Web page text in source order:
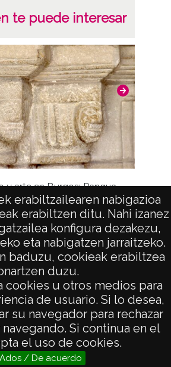
erabiltzailearen nabigazioa
erabiltzen ditu. Nahi izanez
konfigura dezakezu,
eta nabigatzen jarraitzeko.
baduzu, cookieak erabiltzea
duzu.
cookies u otros medios para
de usuario. Si lo desea,
su navegador para rechazar
Si continua en el
el uso de cookies.
Ados / De acuerdo
te puede interesar
y arte en Burgos: Pangua
DE PRIVACIDAD
CIUDADANA